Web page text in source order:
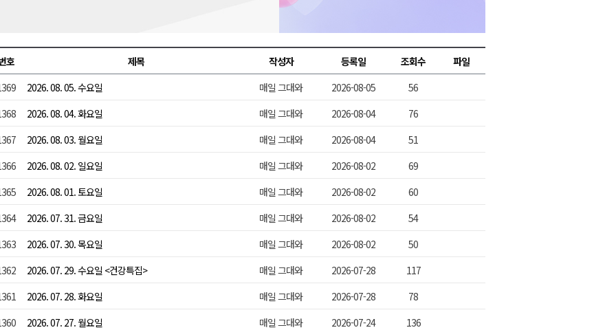
2026년 08월 07일(금)
2026년 08월 07일(금)
명 인사
2026년 08월 07일(금)
호 제목 작성자 등록일 조회수
파일
2026. 08. 05. 수요일 매일 그대와 2026-08-05
56
2026. 08. 04. 화요일 매일 그대와 2026-08-04
76
2026. 08. 03. 월요일 매일 그대와 2026-08-04
51
2026. 08. 02. 일요일 매일 그대와 2026-08-02
69
2026. 08. 01. 토요일 매일 그대와 2026-08-02
60
2026. 07. 31. 금요일 매일 그대와 2026-08-02
54
2026. 07. 30. 목요일 매일 그대와 2026-08-02
50
2026. 07. 29. 수요일 <건강특집> 매일 그대와 2026-07-28
117
2026. 07. 28. 화요일 매일 그대와 2026-07-28
78
2026. 07. 27. 월요일 매일 그대와 2026-07-24
136